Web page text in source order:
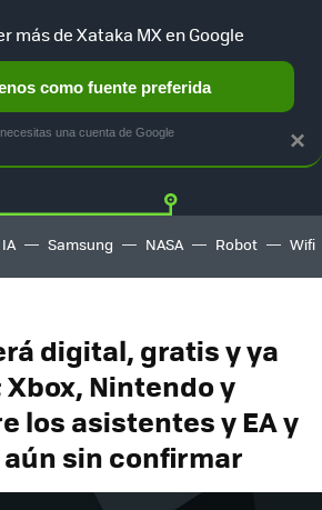
Twitter
IA Samsung NASA Robot Wifi
digital, gratis y ya
Nintendo y
los asistentes y EA y
sin confirmar
×
más de Xataka MX en Google
como fuente preferida
una cuenta de Google